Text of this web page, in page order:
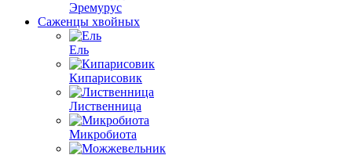
Эремурус
Саженцы хвойных
Ель
Кипарисовик
Лиственница
Микробиота